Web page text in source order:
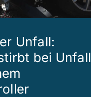
Unfall:
bei Unfall